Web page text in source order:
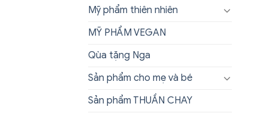
Mỹ phẩm thiên nhiên
MỸ PHẨM VEGAN
Qùa tặng Nga
Sản phẩm cho mẹ và bé
Sản phẩm THUẦN CHAY